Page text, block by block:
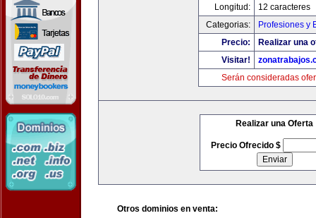
Longitud:
12 caracteres
Categorias:
Profesiones y
Precio:
Realizar una
Visitar!
Serán consideradas
Realizar una Oferta
Precio Ofrecido $
Otros dominios en venta: